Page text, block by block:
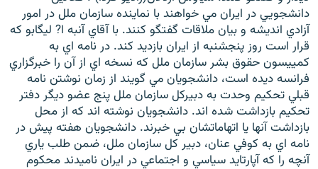
زبان‌های دیگر
دانشجويي در ايران مي خواهند با نماينده سازمان ملل در امور
آزادي انديشه و بيان ملاقات گفتگو کنند. با آقاي آنبه ا? ليگابو که
قرار است روز پنجشنبه از ايران بازديد کند. در نامه اي به
کمييسون حقوق بشر سازمان ملل که نسخه اي از آن را خبرگزاري
فرانسه ديده است، دانشجويان مي گويند از زمان نوشتن نامه
قبلي تحکيم وحدت به دبيرکل سازمان ملل پنج عضو ديگر دفتر
تحکيم بازداشت شده اند. دانشجويان نوشته اند که از محل
بازداشت آنها يا اتهاماتشان بي خبرند. دانشجويان هفته پيش در
نامه اي به کوفي عنان، دبير کل سازمان ملل، ضمن طلب ياري
آنچه را که آپارتايد سياسي و اجتماعي در ايران ناميدند محکوم